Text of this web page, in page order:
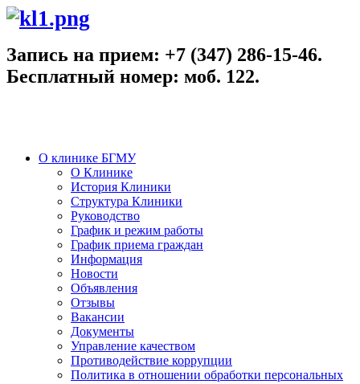
Запись на прием: +7 (347) 286-15-46.
Бесплатный номер: моб. 122.
О клинике БГМУ
О Клинике
История Клиники
Структура Клиники
Руководство
График и режим работы
График приема граждан
Информация
Новости
Объявления
Отзывы
Вакансии
Документы
Управление качеством
Противодействие коррупции
Политика в отношении обработки персональных